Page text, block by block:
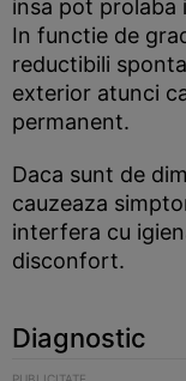
insa pot prolaba
In functie de
reductibili
exterior atunci
permanent.
Daca sunt de
cauzeaza
interfera cu
disconfort.
Diagnostic